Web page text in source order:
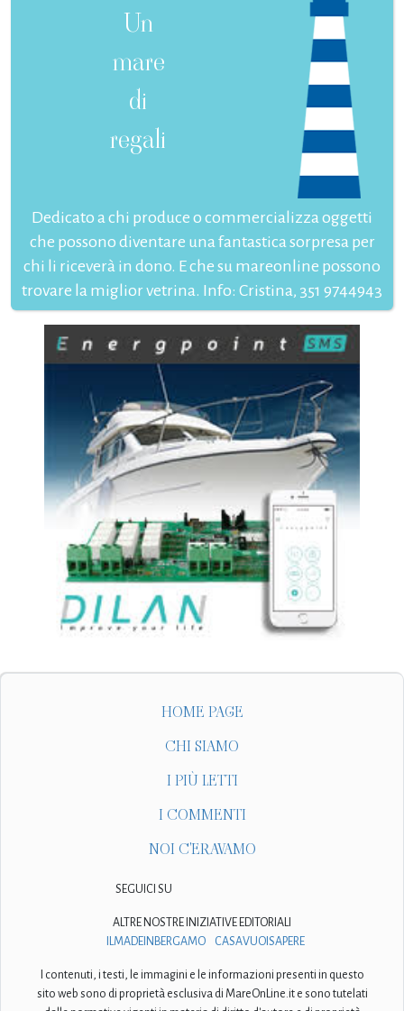
Un
mare
di
regali
Dedicato a chi produce o commercializza oggetti
che possono diventare una fantastica sorpresa per
chi li riceverà in dono. E che su mareonline possono
trovare la miglior vetrina. Info: Cristina, 351 9744943
HOME PAGE
CHI SIAMO
I PIÙ LETTI
I COMMENTI
NOI C'ERAVAMO
SEGUICI SU
ALTRE NOSTRE INIZIATIVE EDITORIALI
ILMADEINBERGAMO
CASAVUOISAPERE
I contenuti, i testi, le immagini e le informazioni presenti in questo
sito web sono di proprietà esclusiva di MareOnLine.it e sono tutelati